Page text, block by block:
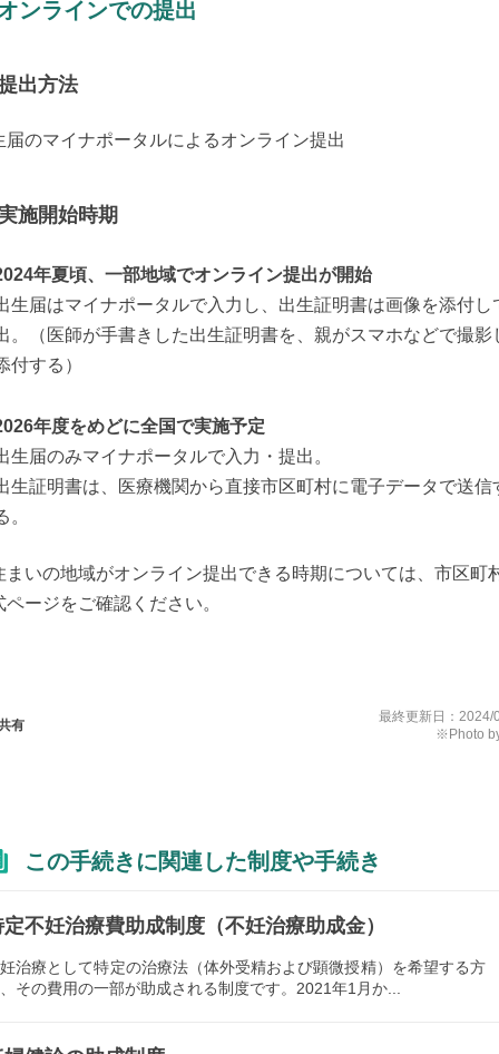
ンラインでの提出
出方法
届のマイナポータルによるオンライン提出
施開始時期
年夏頃、一部地域でオンライン提出が開始
生届はマイナポータルで入力し、出生証明書は画像を添付し
。（医師が手書きした出生証明書を、親がスマホなどで撮影
付する）
年度をめどに全国で実施予定
生届のみマイナポータルで入力・提出。
生証明書は、医療機関から直接市区町村に電子データで送信
。
まいの地域がオンライン提出できる時期については、市区町
ページをご確認ください。
有
最終更新日： 2024/
※Photo
この手続きに関連した制度や手続き
定不妊治療費助成制度（不妊治療助成金）
治療として特定の治療法（体外受精および顕微授精）を希望する方
その費用の一部が助成される制度です。2021年1月か...